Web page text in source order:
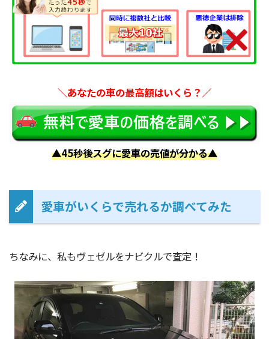
＼あなたの車の最高額はいくら？／
▲45秒後スグに愛車の売値が分かる▲
愛車がいくらで売れるか調べてみた
ちなみに、私もヴェゼルをナビクルで査定！